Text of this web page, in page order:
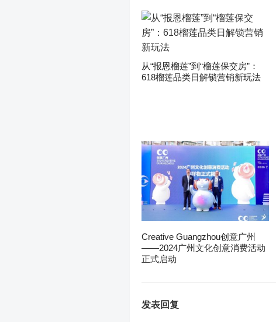
从“报恩榴莲”到“榴莲保交房”：
618榴莲品类日解锁营销新玩法
Creative Guangzhou创意广州
——2024广州文化创意消费活动
正式启动
发表回复